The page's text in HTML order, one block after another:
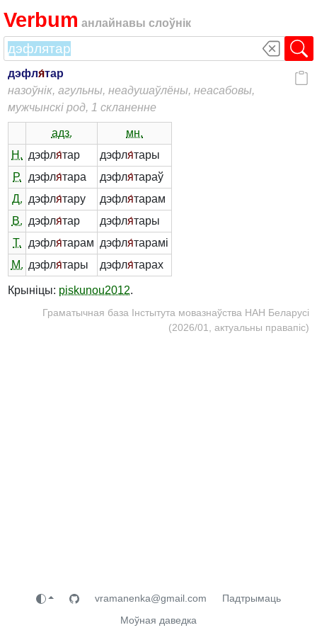
Verbum анлайнавы слоўнік
дэфля́тар
назоўнік, агульны, неадушаўлёны, неасабовы,
мужчынскі род, 1 скланенне
адз.
мн.
Н. дэфля́тар дэфля́тары
Р.
дэфля́тара дэфля́тараў
Д. дэфля́тару дэфля́тарам
В. дэфля́тар дэфля́тары
Т.
дэфля́тарам дэфля́тарамі
М. дэфля́тары дэфля́тарах
Крыніцы: piskunou2012.
Граматычная база Інстытута мовазнаўства НАН Беларусі
(2026/01, актуальны правапіс)
vramanenka@gmail.com
Падтрымаць
Моўная даведка